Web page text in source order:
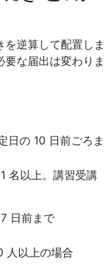
逆算して配置しま
な届出は変わりま
日の 10 日前ごろま
名以上。講習受講
日前まで
人以上の場合